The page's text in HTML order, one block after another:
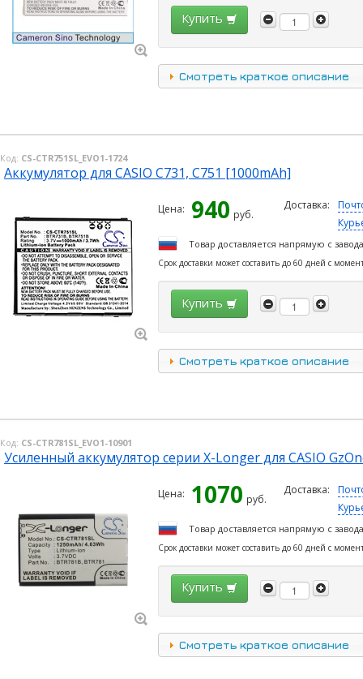
Купить
Смотреть краткое описание
Код: CS-CTR751SL_EVO1-1724
Аккумулятор для CASIO C731, C751 [1000mAh]
Цена: 940 руб.
Доставка:
Товар доставляется напрямую с
Срок доставки может составить до 60 дней с
Купить
Смотреть краткое описание
Код: CS-CTR781SL_EVO1-10901
Усиленный аккумулятор серии X-Longer для CASIO
Цена: 1070 руб.
Доставка:
Товар доставляется напрямую с
Срок доставки может составить до 60 дней с
Купить
Смотреть краткое описание